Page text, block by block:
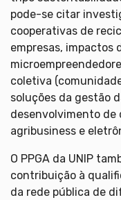
pode-se citar
cooperativas de
empresas, impactos
coletiva
soluções da gestão
desenvolvimento de
agribusiness e
O PPGA da UNIP
contribuição à
da rede pública de